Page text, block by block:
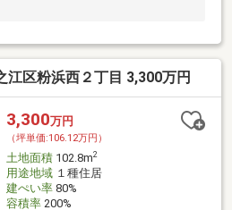
江区粉浜西２丁目 3,300万円
3,300万円
（坪単価:106.12万円）
土地面積102.8m2
用途地域１種住居
建ぺい率80%
容積率200%